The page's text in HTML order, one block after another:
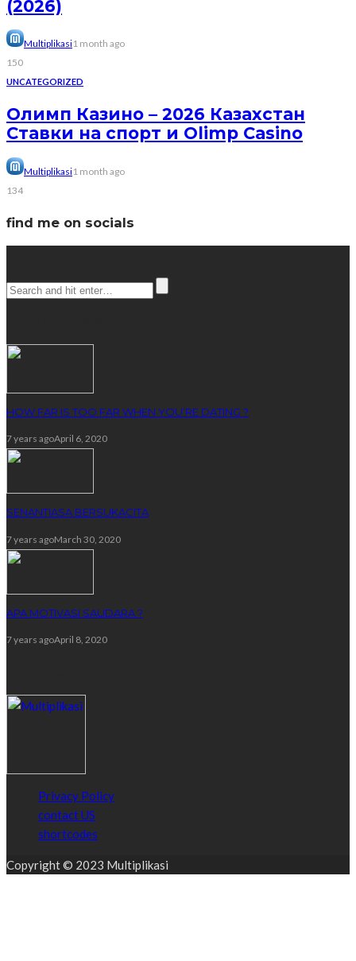
(2026)
Multiplikasi1 month ago
150
UNCATEGORIZED
Олимп Казино – 2026 Казахстан
Ставки на спорт и Olimp Casino
Multiplikasi1 month ago
134
find me on socials
HOW FAR IS TOO FAR WHEN YOU’RE DATING ?
7 years agoApril 6, 2020
SENANTIASA BERSUKACITA
7 years agoMarch 30, 2020
APA MOTIVASI SAUDARA ?
7 years agoApril 8, 2020
Privacy Policy
contact US
shortcodes
Copyright © 2023 Multiplikasi